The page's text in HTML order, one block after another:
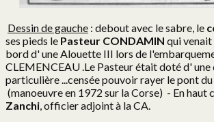
Dessin de gauche : debout avec le sabre, le
ses pieds le Pasteur CONDAMIN qui venait
bord d' une Alouette III lors de
CLEMENCEAU .Le Pasteur était doté d'
particulière ...censée pouvoir rayer le pont du
(manoeuvre en 1972 sur la Corse) - En haut
Zanchi, officier adjoint à la CA.